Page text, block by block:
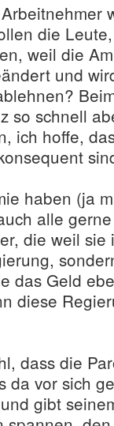
die
weil die
und
so schnell
ich hoffe,
haben (ja
alle
die weil sie
das Geld
diese
dass die
da vor sich
gibt